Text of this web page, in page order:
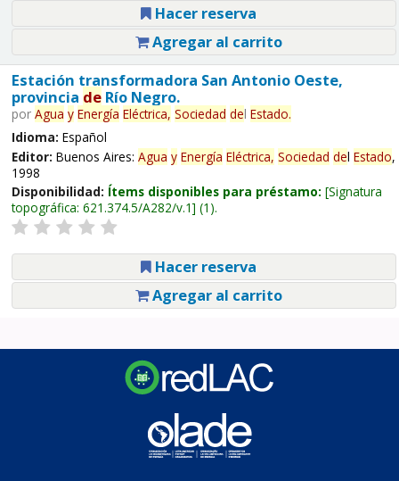
Hacer reserva
Agregar al carrito
Estación transformadora San Antonio Oeste,
provincia deRío Negro.
por Agua y Energía Eléctrica, Sociedad del Estado.
Idioma: Español
Editor: Buenos Aires: Agua y Energía Eléctrica, Sociedad del Estado,
1998
Disponibilidad: Ítems disponibles para préstamo: Signatura
topográfica: 621.374.5/A282/v.1 (1).
Hacer reserva
Agregar al carrito